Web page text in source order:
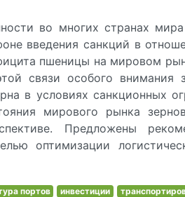
во многих странах
введения санкций в
пшеницы на мировом
связи особого внимания
в условиях санкционных
мирового рынка
Предложены
оптимизации
портов инвестиции